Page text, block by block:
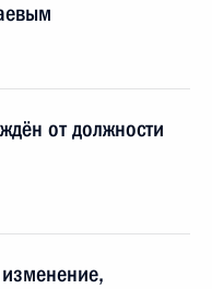
от должности